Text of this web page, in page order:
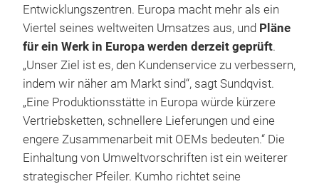
Entwicklungszentren. Europa macht mehr als ein
Viertel seines weltweiten Umsatzes aus, und Pläne
für ein Werk in Europa werden derzeit geprüft.
„Unser Ziel ist es, den Kundenservice zu verbessern,
indem wir näher am Markt sind“, sagt Sundqvist.
„Eine Produktionsstätte in Europa würde kürzere
Vertriebsketten, schnellere Lieferungen und eine
engere Zusammenarbeit mit OEMs bedeuten.“ Die
Einhaltung von Umweltvorschriften ist ein weiterer
strategischer Pfeiler. Kumho richtet seine